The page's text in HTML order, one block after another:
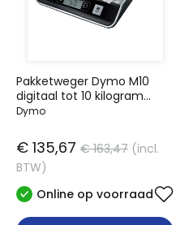
Pakketweger Dymo M10
digitaal tot 10 kilogram
zilver/zwart
Dymo
€ 135,67 € 163,47 (incl.
BTW)
Online op voorraad